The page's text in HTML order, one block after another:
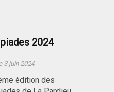
2024
3 juin 2024
édition des